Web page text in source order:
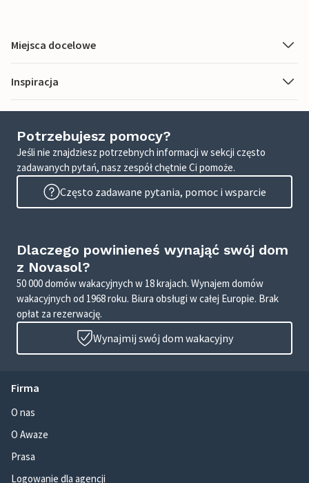
Miejsca docelowe
Inspiracja
Potrzebujesz pomocy?
Jeśli nie znajdziesz potrzebnych informacji w sekcji często
zadawanych pytań, nasz zespół chętnie Ci pomoże.
Często zadawane pytania, pomoc i wsparcie
Dlaczego powinieneś wynająć swój dom
z Novasol?
50 000 domów wakacyjnych w 18 krajach. Wynajem domów
wakacyjnych od 1968 roku. Biura obsługi w całej Europie. Brak
opłat za rezerwację.
Wynajmij swój dom wakacyjny
Firma
O nas
O Awaze
Prasa
Logowanie dla agencji